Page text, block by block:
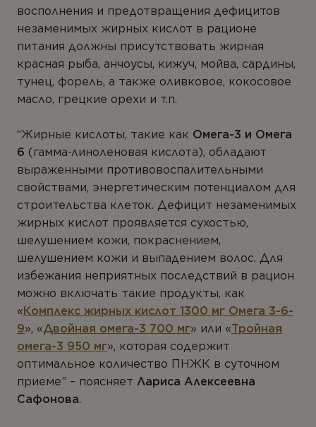
восполнения и предотвращения дефицитов
незаменимых жирных кислот в рационе
питания должны присутствовать жирная
красная рыба, анчоусы, кижуч, мойва, сардины,
тунец, форель, а также оливковое, кокосовое
масло, грецкие орехи и т.п.
“Жирные кислоты, такие как Омега-3 и Омега
6 (гамма-линоленовая кислота), обладают
выраженными противовоспалительными
свойствами, энергетическим потенциалом для
строительства клеток. Дефицит незаменимых
жирных кислот проявляется сухостью,
шелушением кожи, покраснением,
шелушением кожи и выпадением волос. Для
избежания неприятных последствий в рацион
можно включать такие продукты, как
«Комплекс жирных кислот 1300 мг Омега 3-6-
9», «Двойная омега-3 700 мг» или «Тройная
омега-3 950 мг», которая содержит
оптимальное количество ПНЖК в суточном
приеме” – поясняет Лариса Алексеевна
Сафонова.